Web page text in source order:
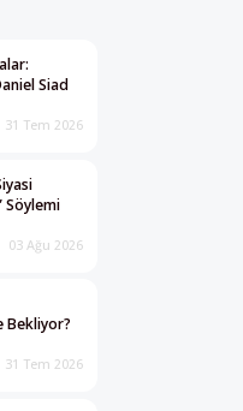
Siad
31 Tem 2026
Söylemi
03 Ağu 2026
Bekliyor?
31 Tem 2026